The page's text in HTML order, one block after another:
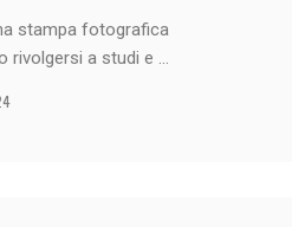
stampa fotografica
rivolgersi a studi e ...